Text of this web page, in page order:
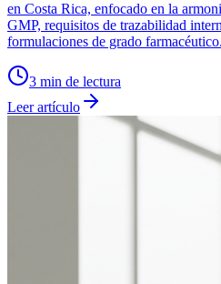
en Costa Rica, enfocado en la
GMP, requisitos de trazabilidad
formulaciones de grado farmacéutico.
3 min de lectura
Leer artículo